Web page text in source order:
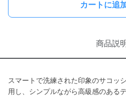
カートに追
商品説
スマートで洗練された印象のサコッ
用し、シンプルながら高級感のあるデ